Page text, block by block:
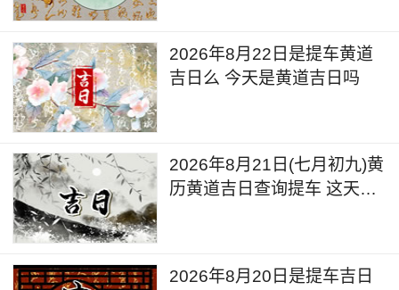
2026年8月22日是提车黄道
吉日么 今天是黄道吉日吗
2026年8月21日(七月初九)黄
历黄道吉日查询提车 这天日
2026年8月20日是提车吉日